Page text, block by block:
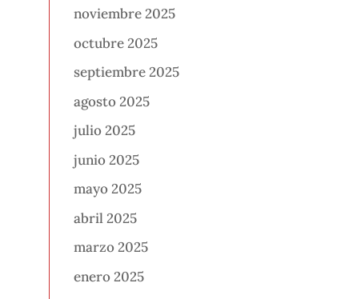
noviembre 2025
octubre 2025
septiembre 2025
agosto 2025
julio 2025
junio 2025
mayo 2025
abril 2025
marzo 2025
enero 2025